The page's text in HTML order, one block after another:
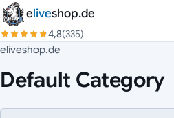
Zum Inhalt springen
eliveshop.de
4,8(335)
eliveshop.de
Default Category